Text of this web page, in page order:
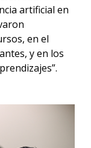
artificial en
en el
y en los